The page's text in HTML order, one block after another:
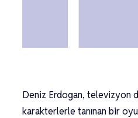
Deniz Erdogan, televizyon
karakterlerle tanınan bir